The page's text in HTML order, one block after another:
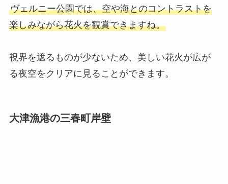
ヴェルニー公園では、空や海とのコントラストを
楽しみながら花火を観賞できますね。
視界を遮るものが少ないため、美しい花火が広が
る夜空をクリアに見ることができます。
大津漁港の三春町岸壁